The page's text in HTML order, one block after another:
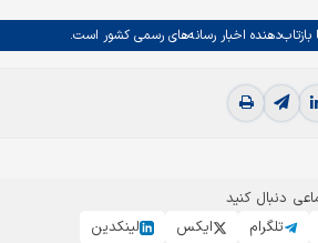
بازتاب‌دهنده اخبار رسانه‌های رسمی کشور است.
دنبال کنید
تلگرام ایکس لینکدین